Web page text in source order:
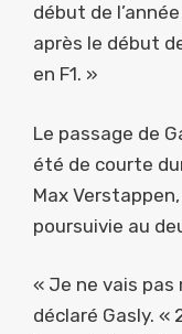
début de
après le début
en F1. »
Le passage de
été de courte
Max
poursuivie au
« Je ne vais
déclaré Gasly. «